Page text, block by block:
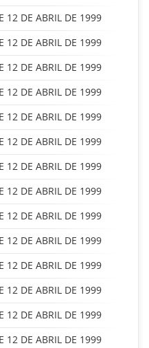
12 DE ABRIL DE 1999
12 DE ABRIL DE 1999
12 DE ABRIL DE 1999
12 DE ABRIL DE 1999
12 DE ABRIL DE 1999
12 DE ABRIL DE 1999
12 DE ABRIL DE 1999
12 DE ABRIL DE 1999
12 DE ABRIL DE 1999
12 DE ABRIL DE 1999
12 DE ABRIL DE 1999
12 DE ABRIL DE 1999
12 DE ABRIL DE 1999
12 DE ABRIL DE 1999